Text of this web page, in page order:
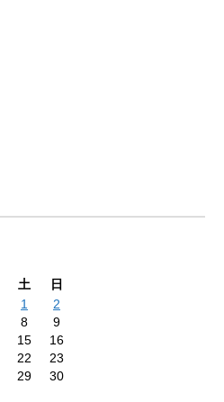
土
日
1
2
8
9
15
16
22
23
29
30